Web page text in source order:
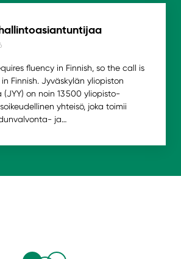
fluency in Finnish, so the call is
Finnish. Jyväskylän yliopiston
on noin 13 500 yliopisto-
yhteisö, joka toimii
ja…